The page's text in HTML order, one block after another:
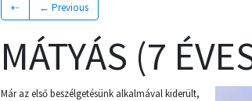
⇠ ← Previous
MÁTYÁS (7
Már az első beszélgetésünk alkalmával kiderült,